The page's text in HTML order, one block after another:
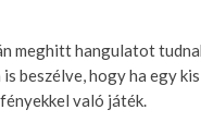
meghitt hangulatot
is beszélve, hogy ha egy
való játék.